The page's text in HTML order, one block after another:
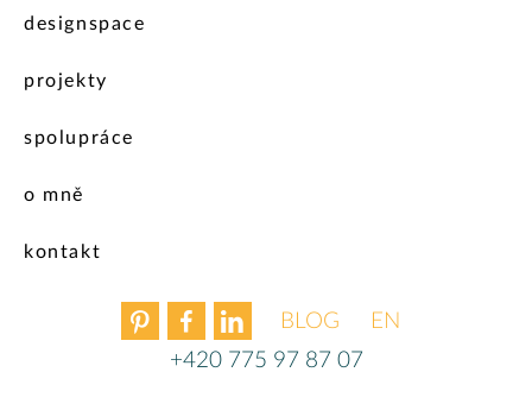
BLOGENGLISH
+420 775 97 87 07
designspace
projekty
spolupráce
o mně
kontakt